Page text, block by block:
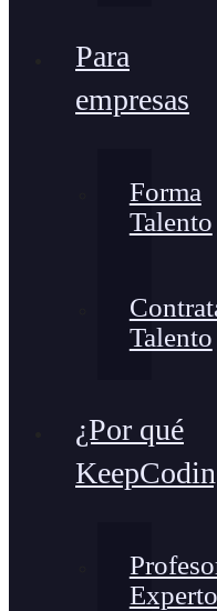
Para
empresas
Forma
Talento
Talento
¿Por qué